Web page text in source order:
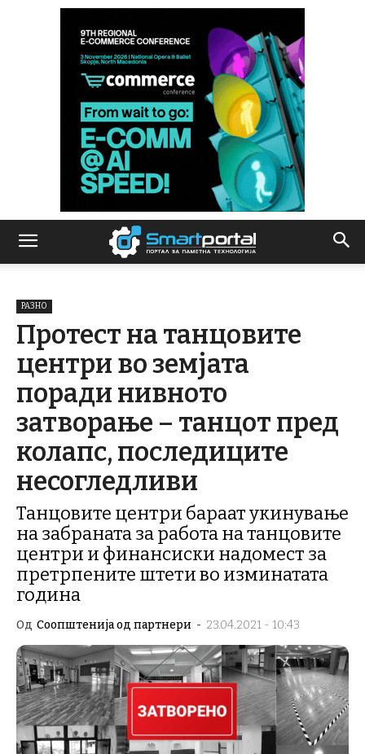
РАЗНО
Протест на танцовите
центри во земјата
поради нивното
затворање – танцот пред
колапс, последиците
несогледливи
Танцовите центри бараат укинување
на забраната за работа на танцовите
центри и финансиски надомест за
претрпените штети во изминатата
година
Од Соопштенија од партнери - 23.04.2021 - 10:43